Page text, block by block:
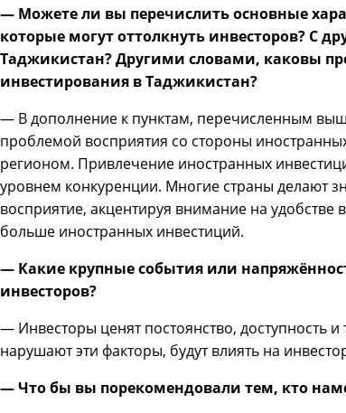
— Можете ли вы перечислить основные
которые могут оттолкнуть инвесторов? С
Таджикистан? Другими словами, каковы
инвестирования в Таджикистан?
— В дополнение к пунктам, перечисленным
проблемой восприятия со стороны
регионом. Привлечение иностранных
уровнем конкуренции. Многие страны делают
восприятие, акцентируя внимание на удобстве
больше иностранных инвестиций.
— Какие крупные события или
инвесторов?
— Инвесторы ценят постоянство, доступность
нарушают эти факторы, будут влиять на
— Что бы вы порекомендовали тем, кто